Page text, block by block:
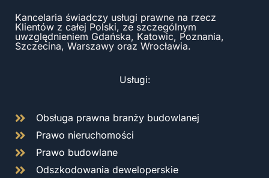
Kancelaria świadczy usługi prawne na rzecz
Klientów z całej Polski, ze szczególnym
uwzględnieniem Gdańska, Katowic, Poznania,
Szczecina, Warszawy oraz Wrocławia.
Usługi:
Obsługa prawna branży budowlanej
Prawo nieruchomości
Prawo budowlane
Odszkodowania deweloperskie